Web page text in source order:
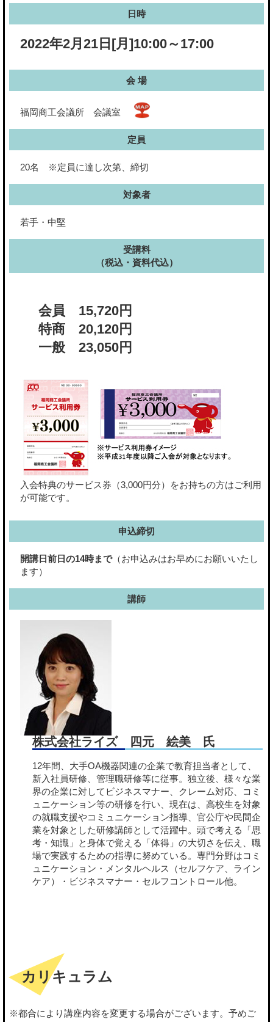
日時
2022年2月21日[月]10:00～17:00
会 場
福岡商工会議所 会議室
定員
20名 ※定員に達し次第、締切
対象者
若手・中堅
受講料
（税込・資料代込）
会員 15,720円
特商 20,120円
一般 23,050円
入会特典のサービス券（3,000円分）をお持ちの方はご利用
が可能です。
申込締切
開講日前日の14時まで（お申込みはお早めにお願いいたし
ます）
講師
株式会社ライズ 四元 絵美 氏
12年間、大手OA機器関連の企業で教育担当者として、
新入社員研修、管理職研修等に従事。独立後、様々な業
界の企業に対してビジネスマナー、クレーム対応、コミ
ュニケーション等の研修を行い、現在は、高校生を対象
の就職支援やコミュニケーション指導、官公庁や民間企
業を対象とした研修講師として活躍中。頭で考える「思
考・知識」と身体で覚える「体得」の大切さを伝え、職
場で実践するための指導に努めている。専門分野はコミ
ュニケーション・メンタルヘルス（セルフケア、ライン
ケア）・ビジネスマナー・セルフコントロール他。
カリキュラム
※都合により講座内容を変更する場合がございます。予めご